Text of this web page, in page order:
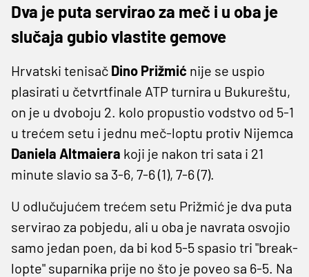
Dva je puta servirao za meč i u oba je
slučaja gubio vlastite gemove
Hrvatski tenisač Dino Prižmić nije se uspio
plasirati u četvrtfinale ATP turnira u Bukureštu,
on je u dvoboju 2. kolo propustio vodstvo od 5-1
u trećem setu i jednu meč-loptu protiv Nijemca
Daniela Altmaiera koji je nakon tri sata i 21
minute slavio sa 3-6, 7-6 (1), 7-6 (7).
U odlučujućem trećem setu Prižmić je dva puta
servirao za pobjedu, ali u oba je navrata osvojio
samo jedan poen, da bi kod 5-5 spasio tri "break-
lopte" suparnika prije no što je poveo sa 6-5. Na